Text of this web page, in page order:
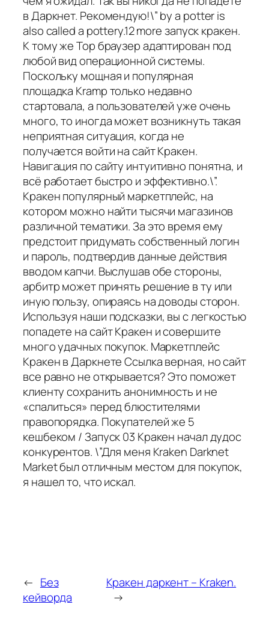
в Даркнет. Рекомендую!\” by a potter is
also called a pottery.12 more запуск кракен.
К тому же Тор браузер адаптирован под
любой вид операционной системы.
Поскольку мощная и популярная
площадка Kramp только недавно
стартовала, а пользователей уже очень
много, то иногда может возникнуть такая
неприятная ситуация, когда не
получается войти на сайт Кракен.
Навигация по сайту интуитивно понятна, и
всё работает быстро и эффективно.\”.
Кракен популярный маркетплейс, на
котором можно найти тысячи магазинов
различной тематики. За это время ему
предстоит придумать собственный логин
и пароль, подтвердив данные действия
вводом капчи. Выслушав обе стороны,
арбитр может принять решение в ту или
иную пользу, опираясь на доводы сторон.
Используя наши подсказки, вы с легкостью
попадете на сайт Кракен и совершите
много удачных покупок. Маркетплейс
Кракен в Даркнете Ссылка верная, но сайт
все равно не открывается? Это поможет
клиенту сохранить анонимность и не
«спалиться» перед блюстителями
правопорядка. Покупателей же 5
кешбеком / Запуск 03 Кракен начал дудос
конкурентов. \”Для меня Kraken Darknet
Market был отличным местом для покупок,
я нашел то, что искал.
← Без
кейворда
Кракен даркент – Kraken.
→